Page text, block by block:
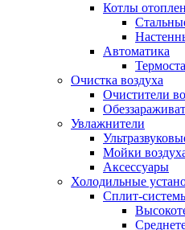
Котлы
Автоматика
Очистка воздуха
Очистители
Увлажнители
Мойки
Аксессуары
Холодильные
Сплит-